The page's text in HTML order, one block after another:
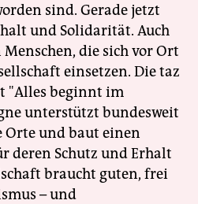
sind. Gerade jetzt
und Solidarität. Auch
die sich vor Ort
einsetzen. Die taz
"Alles beginnt im
unterstützt bundesweit
Orte und baut einen
deren Schutz und Erhalt
braucht guten, frei
– und